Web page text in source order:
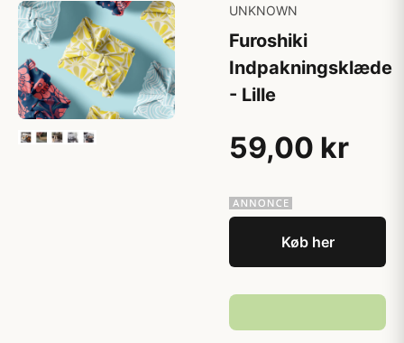
UNKNOWN
Furoshiki
Indpakningsklæde
- Lille
59,00 kr
Køb her